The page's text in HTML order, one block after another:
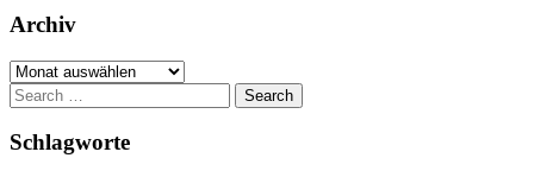
Archiv
Archiv
Search
for:
Schlagworte